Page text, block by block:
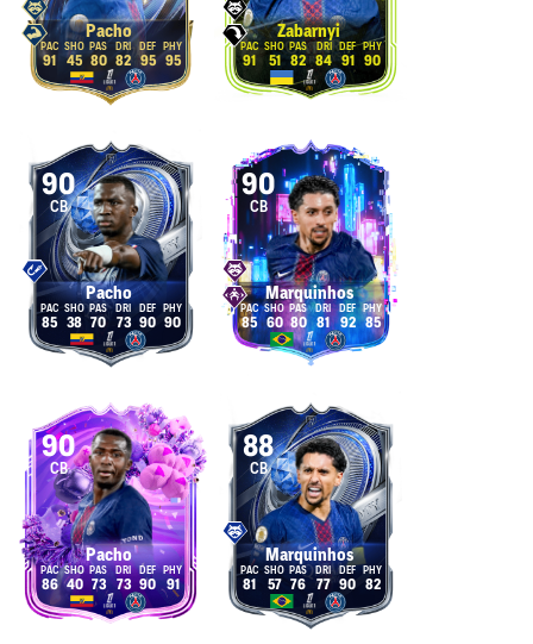
Pacho
91 45 80 82 95 95
Zabarnyi
91 51 82 84 91 90
90
CB
Pacho
85 38 70 73 90 90
90
CB
Marquinhos
85 60 80 81 92 85
90
CB
Pacho
86 40 73 73 90 91
88
CB
Marquinhos
81 57 76 77 90 82